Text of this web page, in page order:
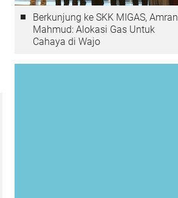
Berkunjung ke SKK MIGAS, Amran
Mahmud: Alokasi Gas Untuk
Cahaya di Wajo